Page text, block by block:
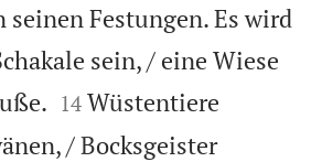
Festungen. Es wird
sein, / eine Wiese


14 Wüstentiere
/ Bocksgeister